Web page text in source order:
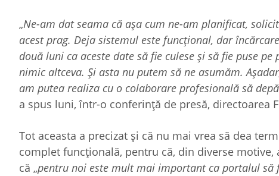
„Ne-am dat seama că așa cum ne-am planificat,
acest prag. Deja sistemul este funcțional, dar
două luni ca aceste date să fie culese și să fie puse
nimic altceva. Și asta nu putem să ne asumăm.
am putea realiza cu o colaborare profesională să
a spus luni, într-o conferință de presă, directoarea
Tot aceasta a precizat și că nu mai vrea să dea
complet funcțională, pentru că, din diverse
că „pentru noi este mult mai important ca portalul să